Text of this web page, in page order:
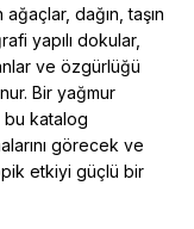
dağın, taşın
yapılı dokular,
ve özgürlüğü
Bir yağmur
bu katalog
görecek ve
etkiyi güçlü bir